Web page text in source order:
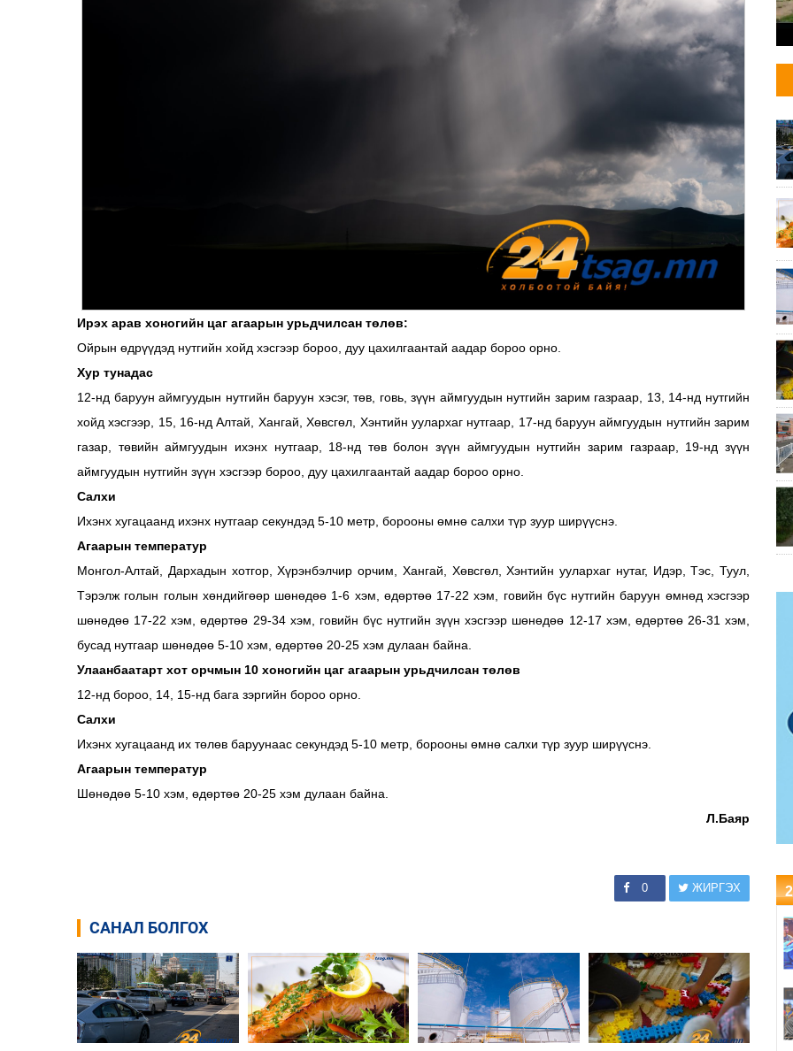
Ирэх арав хоногийн цаг агаарын урьдчилсан төлөв:
Ойрын өдрүүдэд нутгийн хойд хэсгээр бороо, дуу цахилгаантай аадар бороо орно.
Хур тунадас
12-нд баруун аймгуудын нутгийн баруун хэсэг, төв, говь, зүүн аймгуудын нутгийн зарим газраар, 13, 14-нд нутгийн
хойд хэсгээр, 15, 16-нд Алтай, Хангай, Хөвсгөл, Хэнтийн уулархаг нутгаар, 17-нд баруун аймгуудын нутгийн зарим
газар, төвийн аймгуудын ихэнх нутгаар, 18-нд төв болон зүүн аймгуудын нутгийн зарим газраар, 19-нд зүүн
аймгуудын нутгийн зүүн хэсгээр бороо, дуу цахилгаантай аадар бороо орно.
Салхи
Ихэнх хугацаанд ихэнх нутгаар секундэд 5-10 метр, борооны өмнө салхи түр зуур ширүүснэ.
Агаарын температур
Монгол-Алтай, Дархадын хотгор, Хүрэнбэлчир орчим, Хангай, Хөвсгөл, Хэнтийн уулархаг нутаг, Идэр, Тэс, Туул,
Тэрэлж голын голын хөндийгөөр шөнөдөө 1-6 хэм, өдөртөө 17-22 хэм, говийн бүс нутгийн баруун өмнөд хэсгээр
шөнөдөө 17-22 хэм, өдөртөө 29-34 хэм, говийн бүс нутгийн зүүн хэсгээр шөнөдөө 12-17 хэм, өдөртөө 26-31 хэм,
бусад нутгаар шөнөдөө 5-10 хэм, өдөртөө 20-25 хэм дулаан байна.
Улаанбаатарт хот орчмын 10 хоногийн цаг агаарын урьдчилсан төлөв
12-нд бороо, 14, 15-нд бага зэргийн бороо орно.
Салхи
Ихэнх хугацаанд их төлөв баруунаас секундэд 5-10 метр, борооны өмнө салхи түр зуур ширүүснэ.
Агаарын температур
Шөнөдөө 5-10 хэм, өдөртөө 20-25 хэм дулаан байна.
Л.Баяр
0 ЖИРГЭХ
САНАЛ БОЛГОХ